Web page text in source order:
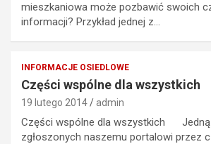
mieszkaniowa może pozbawić swoich
informacji? Przykład jednej z…
INFORMACJE OSIEDLOWE
Części wspólne dla wszystkich
19 lutego 2014 admin
Części wspólne dla wszystkich Jedną
zgłoszonych naszemu portalowi przez